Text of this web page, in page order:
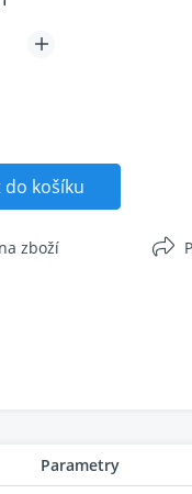
do košíku
zboží
Parametry